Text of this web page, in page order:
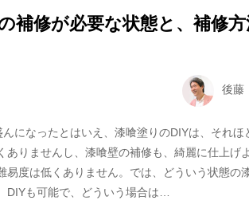
補修が必要な状態と、補修方
後
んになったとはいえ、漆喰塗りのDIYは、それほ
ありませんし、漆喰壁の補修も、綺麗に仕上げ
易度は低くありません。では、どういう状態の
DIYも可能で、どういう場合は…